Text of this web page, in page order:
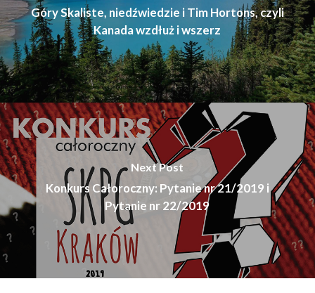
Góry Skaliste, niedźwiedzie i Tim Hortons, czyli
Kanada wzdłuż i wszerz
Next Post
Konkurs Całoroczny: Pytanie nr 21/2019 i
Pytanie nr 22/2019